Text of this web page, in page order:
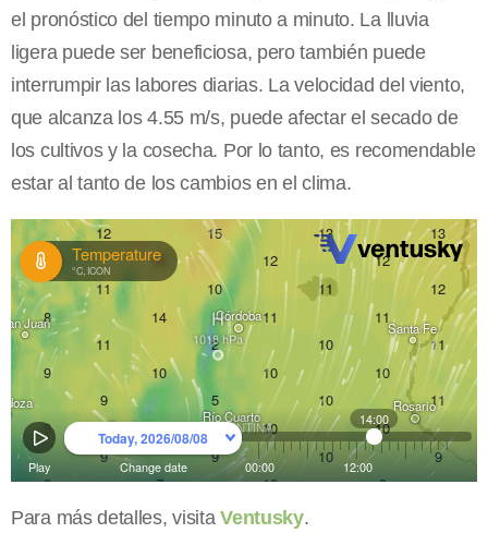
el pronóstico del tiempo minuto a minuto. La lluvia
ligera puede ser beneficiosa, pero también puede
interrumpir las labores diarias. La velocidad del viento,
que alcanza los 4.55 m/s, puede afectar el secado de
los cultivos y la cosecha. Por lo tanto, es recomendable
estar al tanto de los cambios en el clima.
Para más detalles, visitaVentusky.